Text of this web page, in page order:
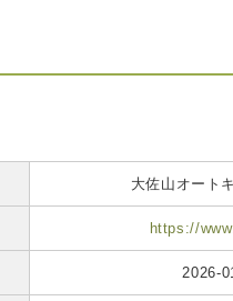
大佐山オート
https://
2026-